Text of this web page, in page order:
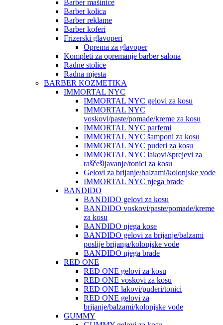
Barber mašinice
Barber kolica
Barber reklame
Barber koferi
Frizerski glavoperi
Oprema za glavoper
Kompleti za opremanje barber salona
Radne stolice
Radna mjesta
BARBER KOZMETIKA
IMMORTAL NYC
IMMORTAL NYC gelovi za kosu
IMMORTAL NYC
voskovi/paste/pomade/kreme za kosu
IMMORTAL NYC parfemi
IMMORTAL NYC šamponi za kosu
IMMORTAL NYC puderi za kosu
IMMORTAL NYC lakovi/sprejevi za
raščešljavanje/tonici za kosu
Gelovi za brijanje/balzami/kolonjske vode
IMMORTAL NYC njega brade
BANDIDO
BANDIDO gelovi za kosu
BANDIDO voskovi/paste/pomade/kreme
za kosu
BANDIDO njega kose
BANDIDO gelovi za brijanje/balzami
poslije brijanja/kolonjske vode
BANDIDO njega brade
RED ONE
RED ONE gelovi za kosu
RED ONE voskovi za kosu
RED ONE lakovi/puderi/tonici
RED ONE gelovi za
brijanje/balzami/kolonjske vode
GUMMY